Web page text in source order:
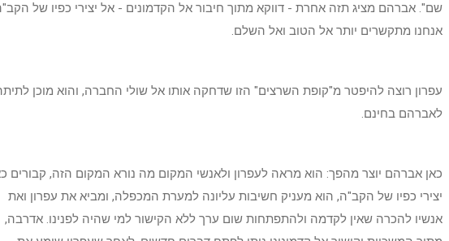
שם". אברהם מציג תזה אחרת - דווקא מתוך חיבור אל הקדמונים - אל יצירי כפיו של
אנחנו מתקשרים יותר אל הטוב ואל השלם.
עפרון רוצה להיפטר מ"קופת השרצים" הזו שדחקה אותו אל שולי החברה, והוא מוכן
לאברהם בחינם.
כאן אברהם יוצר מהפך: הוא מראה לעפרון ולאנשי המקום מה נורא המקום הזה, קבורים
יצירי כפיו של הקב"ה, הוא מעניק חשיבות עליונה למערת המכפלה, ומביא את עפרון ואת
אנשיו להכרה שאין לקדמה ולהתפתחות שום ערך ללא הקישור למי שהיה לפנינו. אדרבה,